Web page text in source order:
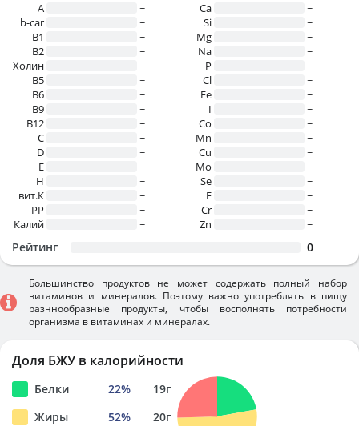
A
~
b-car
~
В1
~
B2
~
Холин
~
B5
~
B6
~
B9
~
B12
~
C
~
D
~
E
~
H
~
вит.К
~
PP
~
Калий
~
Ca
~
Si
~
Mg
~
Na
~
P
~
Cl
~
Fe
~
I
~
Co
~
Mn
~
Cu
~
Mo
~
Se
~
F
~
Cr
~
Zn
~
Рейтинг 0
Большинство продуктов не может содержать полный набор
витаминов и минералов. Поэтому важно употреблять в пищу
разннообразные продукты, чтобы восполнять потребности
организма в витаминах и минералах.
Доля БЖУ в калорийности
Белки 22% 19г
Жиры
52% 20г